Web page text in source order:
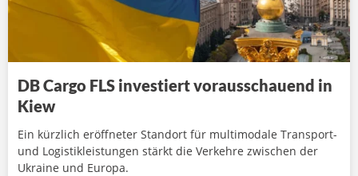
DB Cargo FLS investiert vorausschauend in
Kiew
Ein kürzlich eröffneter Standort für multimodale Transport-
und Logistikleistungen stärkt die Verkehre zwischen der
Ukraine und Europa.